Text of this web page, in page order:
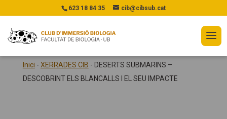
623 18 84 35 cib@cibsub.cat
Inici - XERRADES CIB - DESERTS SUBMARINS –
DESCOBRINT ELS BLANCALLS I EL SEU IMPACTE